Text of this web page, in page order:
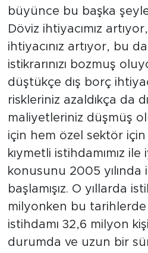
büyünce bu başka
Döviz ihtiyacımız
ihtiyacınız artıyor, bu
istikrarınızı bozmuş
düştükçe dış borç
riskleriniz azaldıkça da
maliyetleriniz düşmüş
için hem özel sektör için
kıymetli istihdamımız
konusunu 2005 yılında
başlamışız. O yıllarda
milyonken bu
istihdamı 32,6 milyon
durumda ve uzun bir